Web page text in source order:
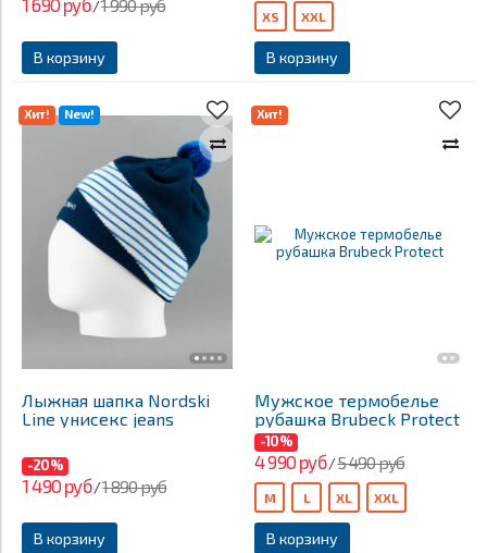
1 690 руб/1 990 руб
В корзину В корзину
XS XXL
Хит! New!
Лыжная шапка Nordski
Line унисекс jeans
-20%
1 490 руб/1 890 руб
В корзину
Хит!
Мужское термобелье
рубашка Brubeck Protect
-10%
4 990 руб/5 490 руб
В корзину
M L XL XXL